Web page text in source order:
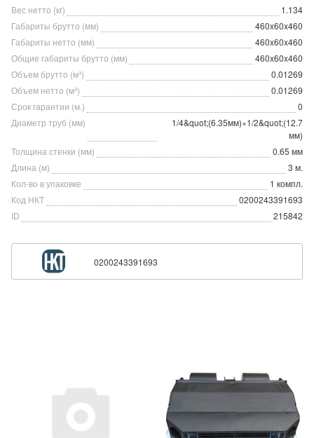
Вес нетто (кг)
1.134
Габариты брутто (мм)
460x60x460
Габариты нетто (мм)
460x60x460
Общие габариты брутто (мм)
460x60x460
Объем брутто (м³)
0.01269
Объем нетто (м³)
0.01269
Срок гарантии (м.)
0
Диаметр труб (мм)
1/4&quot;(6.35мм)×1/2&quot;(12.7
мм)
Толщина стенки (мм)
0.65 мм
Длина (м)
3 м.
Кол-во в упаковке
1 компл.
Код НКТ
0200243391693
ID
215842
0200243391693